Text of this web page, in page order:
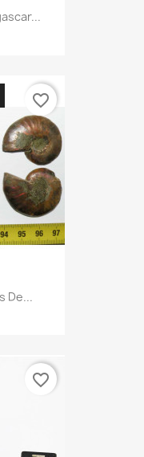
De...
favorite_border
favorite_border